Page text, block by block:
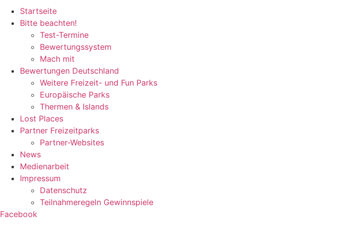
Startseite
Bitte beachten!
Test-Termine
Bewertungssystem
Mach mit
Bewertungen Deutschland
Weitere Freizeit- und Fun Parks
Europäische Parks
Thermen & Islands
Lost Places
Partner Freizeitparks
Partner-Websites
News
Medienarbeit
Impressum
Datenschutz
Teilnahmeregeln Gewinnspiele
Facebook